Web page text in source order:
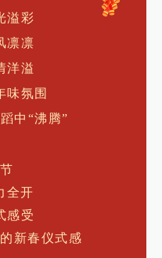
溢彩
凛凛
洋溢
味氛围
中“沸腾”
全开
感受
新春仪式感